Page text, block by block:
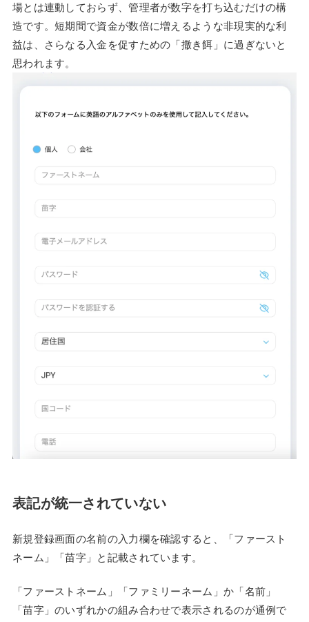
場とは連動しておらず、管理者が数字を打ち込むだけの構
造です。短期間で資金が数倍に増えるような非現実的な利
益は、さらなる入金を促すための「撒き餌」に過ぎないと
思われます。
表記が統一されていない
新規登録画面の名前の入力欄を確認すると、「ファースト
ネーム」「苗字」と記載されています。
「ファーストネーム」「ファミリーネーム」か「名前」
「苗字」のいずれかの組み合わせで表示されるのが通例で